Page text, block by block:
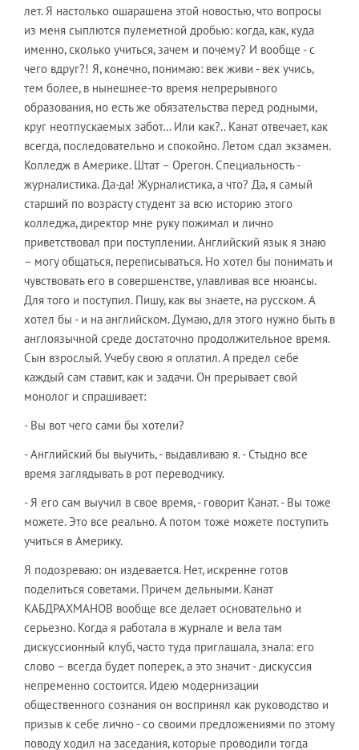
лет. Я настолько ошарашена этой новостью, что вопросы
из меня сыплются пулеметной дробью: когда, как, куда
именно, сколько учиться, зачем и почему? И вообще - с
чего вдруг?! Я, конечно, понимаю: век живи - век учись,
тем более, в нынешнее-то время непрерывного
образования, но есть же обязательства перед родными,
круг неотпускаемых забот… Или как?.. Канат отвечает, как
всегда, последовательно и спокойно. Летом сдал экзамен.
Колледж в Америке. Штат – Орегон. Специальность -
журналистика. Да-да! Журналистика, а что? Да, я самый
старший по возрасту студент за всю историю этого
колледжа, директор мне руку пожимал и лично
приветствовал при поступлении. Английский язык я знаю
– могу общаться, переписываться. Но хотел бы понимать и
чувствовать его в совершенстве, улавливая все нюансы.
Для того и поступил. Пишу, как вы знаете, на русском. А
хотел бы - и на английском. Думаю, для этого нужно быть в
англоязычной среде достаточно продолжительное время.
Сын взрослый. Учебу свою я оплатил. А предел себе
каждый сам ставит, как и задачи. Он прерывает свой
монолог и спрашивает:
- Вы вот чего сами бы хотели?
- Английский бы выучить, - выдавливаю я. - Стыдно все
время заглядывать в рот переводчику.
- Я его сам выучил в свое время, - говорит Канат. - Вы тоже
можете. Это все реально. А потом тоже можете поступить
учиться в Америку.
Я подозреваю: он издевается. Нет, искренне готов
поделиться советами. Причем дельными. Канат
КАБДРАХМАНОВ вообще все делает основательно и
серьезно. Когда я работала в журнале и вела там
дискуссионный клуб, часто туда приглашала, знала: его
слово – всегда будет поперек, а это значит - дискуссия
непременно состоится. Идею модернизации
общественного сознания он воспринял как руководство и
призыв к себе лично - со своими предложениями по этому
поводу ходил на заседания, которые проводили тогда